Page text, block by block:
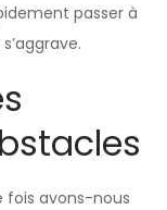
passer à
fois avons-nous